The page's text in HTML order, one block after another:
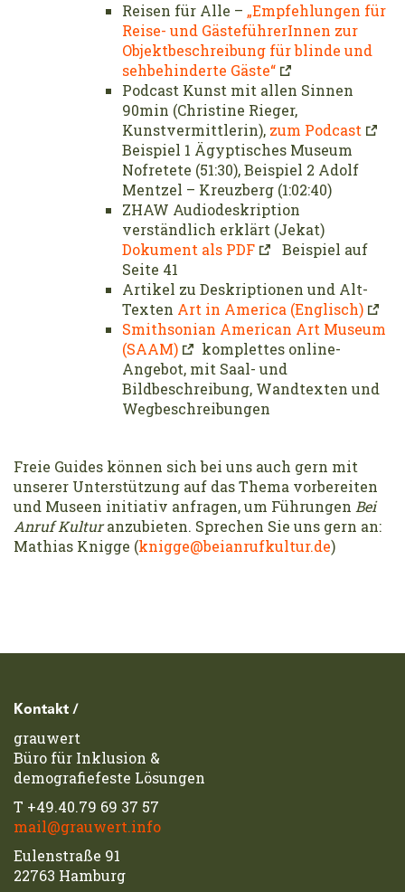
Reisen für Alle – „Empfehlungen für
Reise- und GästeführerInnen zur
Objektbeschreibung für blinde und
sehbehinderte Gäste“
Podcast Kunst mit allen Sinnen
90min (Christine Rieger,
Kunstvermittlerin), zum Podcast
Beispiel 1 Ägyptisches Museum
Nofretete (51:30), Beispiel 2 Adolf
Mentzel – Kreuzberg (1:02:40)
ZHAW Audiodeskription
verständlich erklärt (Jekat)
Dokument als PDF
Beispiel auf
Seite 41
Artikel zu Deskriptionen und Alt-
Texten Art in America (Englisch)
Smithsonian American Art Museum
(SAAM)
komplettes online-
Angebot, mit Saal- und
Bildbeschreibung, Wandtexten und
Wegbeschreibungen
Freie Guides können sich bei uns auch gern mit
unserer Unterstützung auf das Thema vorbereiten
und Museen initiativ anfragen, um Führungen Bei
Anruf Kulturanzubieten. Sprechen Sie uns gern an:
Mathias Knigge (knigge@beianrufkultur.de)
Footerzeile
Kontakt /
grauwert
Büro für Inklusion &
demografiefeste Lösungen
T +49.40.79 69 37 57
mail@grauwert.info
Eulenstraße 91
22763 Hamburg